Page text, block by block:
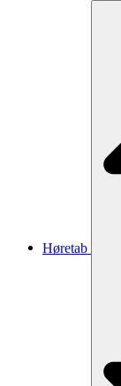
Høretab